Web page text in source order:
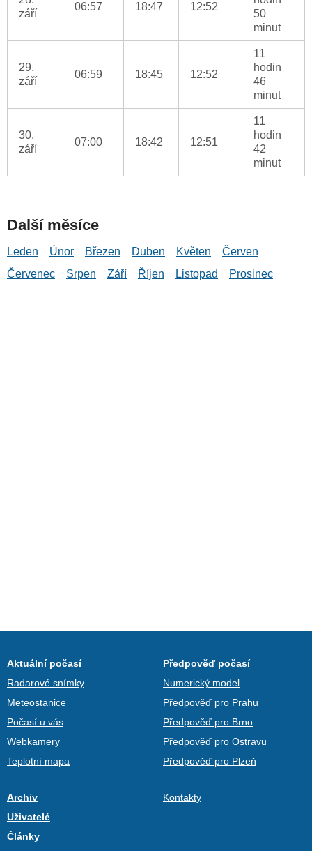
září
06:57 18:47 12:52
50
minut
29.
září
06:59 18:45 12:52
11
hodin
46
minut
30.
září
07:00 18:42 12:51
11
hodin
42
minut
Další měsíce
Leden Únor Březen Duben Květen
Červen
Červenec
Srpen Září Říjen Listopad Prosinec
Aktuální počasí
Radarové snímky
Meteostanice
Počasí u vás
Webkamery
Teplotní mapa
Předpověď počasí
Numerický model
Předpověď pro Prahu
Předpověď pro Brno
Předpověď pro Ostravu
Předpověď pro Plzeň
Archiv
Uživatelé
Články
Kontakty